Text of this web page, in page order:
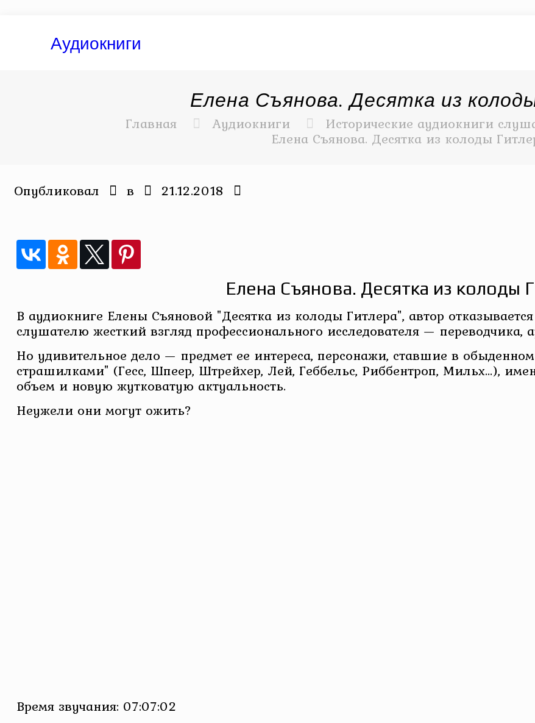
Аудиокниги
Елена Съянова. Десятка из
Главная Аудиокниги Исторические аудиокниги
Елена Съянова. Десятка из колоды
Опубликовал в 21.12.2018
Елена Съянова. Десятка из колоды
В аудиокниге Елены Съяновой "Десятка из колоды Гитлера", автор
слушателю жесткий взгляд профессионального исследователя — переводчика,
Но удивительное дело — предмет ее интереса, персонажи, ставшие в
страшилками" (Гесс, Шпеер, Штрейхер, Лей, Геббельс, Риббентроп, Мильх…),
объем и новую жутковатую актуальность.
Неужели они могут ожить?
Время звучания: 07:07:02